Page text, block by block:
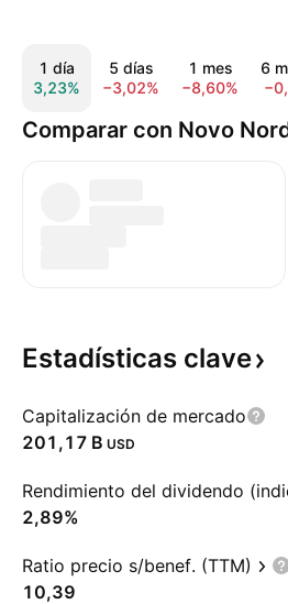
1 día
3,23%
5 días
−3,02%
1 mes
−8,60%
6
Comparar con Novo
Estadísticas clave
Capitalización de mercado
‪201,17 B‬ USD
Rendimiento del dividendo
2,89%
Ratio precio s/benef. (TTM)
10,39